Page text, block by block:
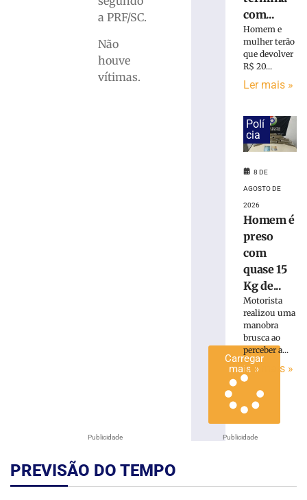
Publicidade
a PRF/SC.
Não
houve
vítimas.
Homem
maconha
Blumenau
Carregar
mais »
Publicidade
com...
Homem e
mulher terão
que devolver
R$ 20...
Ler mais »
Polí
cia
8 DE
AGOSTO DE
2026
Homem é
preso
com
quase 15
Kg de...
Motorista
realizou uma
manobra
brusca ao
perceber a...
Ler mais »
PREVISÃO DO TEMPO